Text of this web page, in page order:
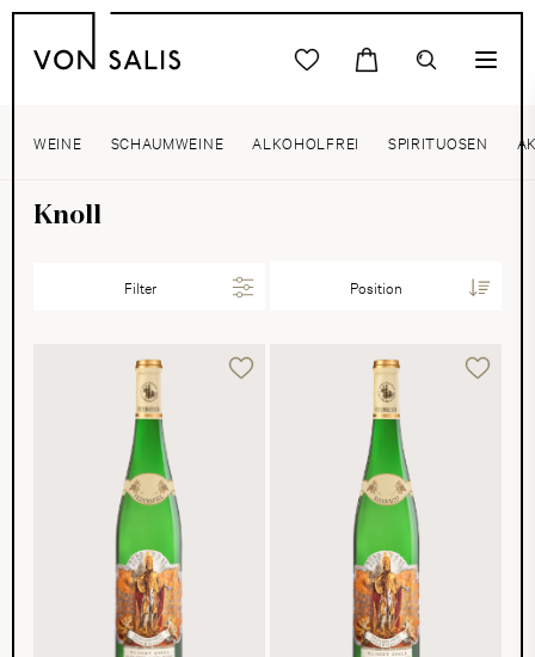
WEINE SCHAUMWEINE ALKOHOLFREI SPIRITUOSEN
Knoll
Filter